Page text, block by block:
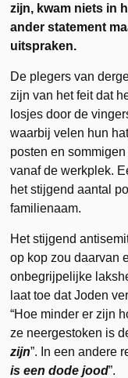
zijn, kwam niets in
ander statement
uitspraken.
De plegers van
zijn van het feit dat
losjes door de
waarbij velen hun
posten en
vanaf de werkplek.
het stijgend aantal
familienaam.
Het stijgend
op kop zou daarvan
onbegrijpelijke
laat toe dat Joden
“Hoe minder er zijn
ze neergestoken is
zijn”. In een andere
is een dode jood”.